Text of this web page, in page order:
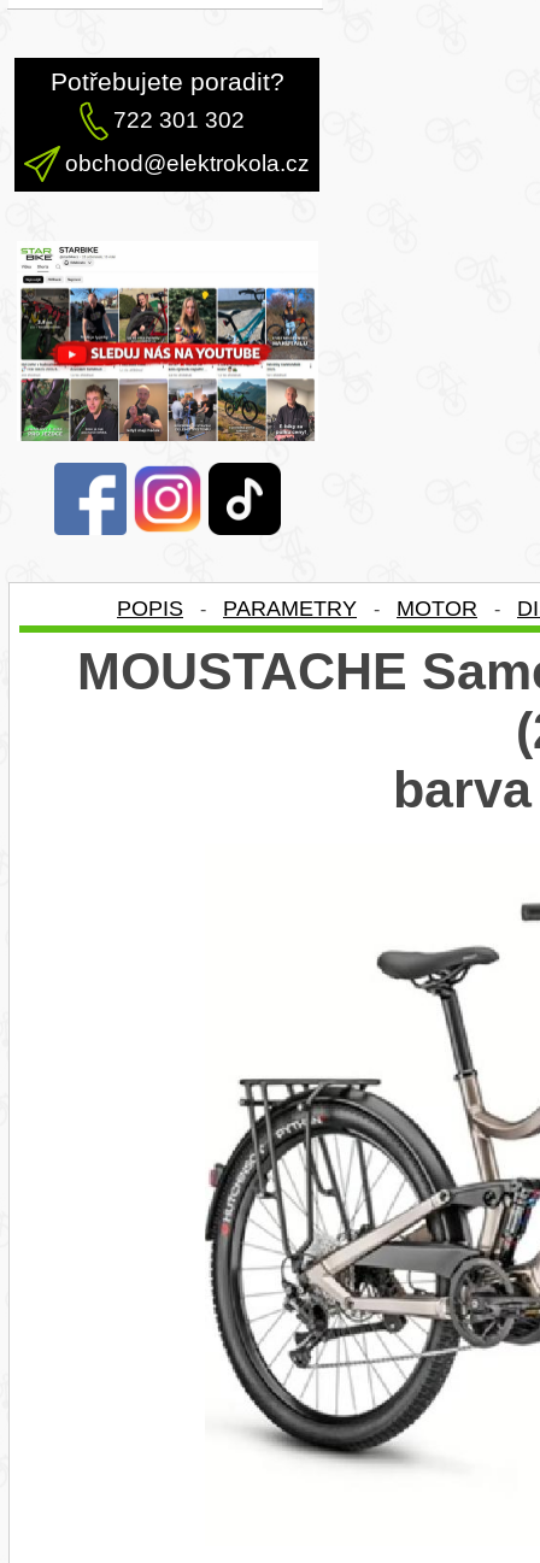
Potřebujete poradit?
722 301 302
obchod@elektrokola.cz
POPIS - PARAMETRY - MOTOR -
MOUSTACHE